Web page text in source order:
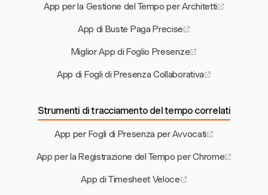
App per la Gestione del Tempo per Architetti
App di Buste Paga Precise
Miglior App di Foglio Presenze
App di Fogli di Presenza Collaborativa
Strumenti di tracciamento del tempo correlati
App per Fogli di Presenza per Avvocati
App per la Registrazione del Tempo per Chrome
App di Timesheet Veloce